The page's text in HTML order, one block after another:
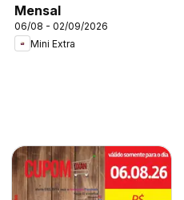
Mensal
06/08 - 02/09/2026
Mini Extra